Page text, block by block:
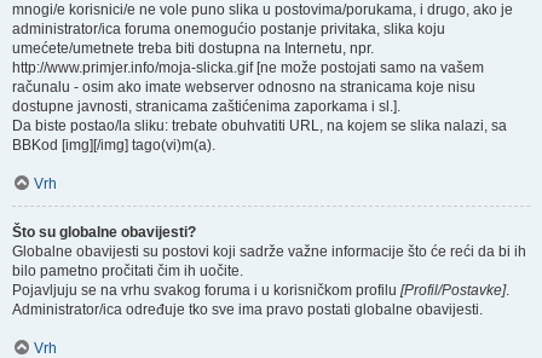
mnogi/e korisnici/e ne vole puno slika u postovima/porukama, i drugo, ako je
administrator/ica foruma onemogućio postanje privitaka, slika koju
umećete/umetnete treba biti dostupna na Internetu, npr.
http://www.primjer.info/moja-slicka.gif [ne može postojati samo na vašem
računalu - osim ako imate webserver odnosno na stranicama koje nisu
dostupne javnosti, stranicama zaštićenima zaporkama i sl.].
Da biste postao/la sliku: trebate obuhvatiti URL, na kojem se slika nalazi, sa
BBKod [img][/img] tago(vi)m(a).
Vrh
Što su globalne obavijesti?
Globalne obavijesti su postovi koji sadrže važne informacije što će reći da bi ih
bilo pametno pročitati čim ih uočite.
Pojavljuju se na vrhu svakog foruma i u korisničkom profilu [Profil/Postavke].
Administrator/ica određuje tko sve ima pravo postati globalne obavijesti.
Vrh